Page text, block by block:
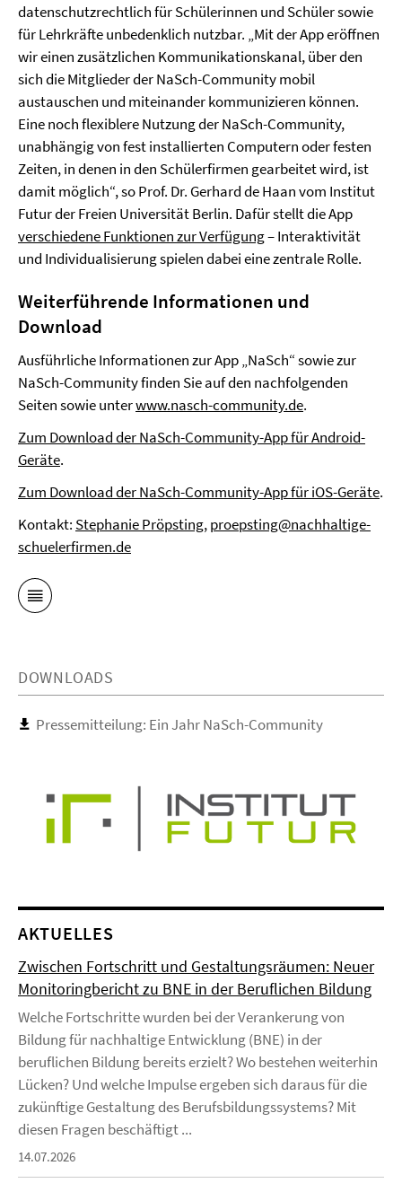
datenschutzrechtlich für Schülerinnen und Schüler sowie
für Lehrkräfte unbedenklich nutzbar. „Mit der App eröffnen
wir einen zusätzlichen Kommunikationskanal, über den
sich die Mitglieder der NaSch-Community mobil
austauschen und miteinander kommunizieren können.
Eine noch flexiblere Nutzung der NaSch-Community,
unabhängig von fest installierten Computern oder festen
Zeiten, in denen in den Schülerfirmen gearbeitet wird, ist
damit möglich“, so Prof. Dr. Gerhard de Haan vom Institut
Futur der Freien Universität Berlin. Dafür stellt die App
verschiedene Funktionen zur Verfügung– Interaktivität
und Individualisierung spielen dabei eine zentrale Rolle.
Weiterführende Informationen und
Download
Ausführliche Informationen zur App „NaSch“ sowie zur
NaSch-Community finden Sie auf den nachfolgenden
Seiten sowie unterwww.nasch-community.de.
Zum Download der NaSch-Community-App für Android-
Geräte.
Zum Download der NaSch-Community-App für iOS-Geräte.
Kontakt: Stephanie Pröpsting,proepsting@nachhaltige-
schuelerfirmen.de
DOWNLOADS
Pressemitteilung: Ein Jahr NaSch-Community
AKTUELLES
Zwischen Fortschritt und Gestaltungsräumen: Neuer
Monitoringbericht zu BNE in der Beruflichen Bildung
Welche Fortschritte wurden bei der Verankerung von
Bildung für nachhaltige Entwicklung (BNE) in der
beruflichen Bildung bereits erzielt? Wo bestehen weiterhin
Lücken? Und welche Impulse ergeben sich daraus für die
zukünftige Gestaltung des Berufsbildungssystems? Mit
diesen Fragen beschäftigt ...
14.07.2026